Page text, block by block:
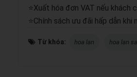
⭐Xuất hóa đơn VAT nếu khách
⭐Chính sách ưu đãi hấp dẫn khi
Từ khóa: hoa lan hoa lan